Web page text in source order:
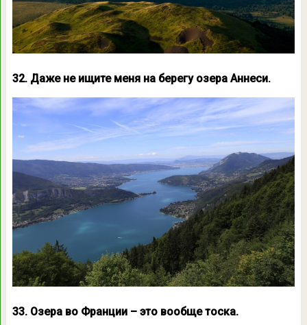
32. Даже не ищите меня на берегу озера Аннеси.
33. Озера во Франции – это вообще тоска.